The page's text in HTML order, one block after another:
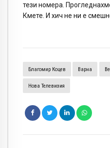
тези номера.
Кмете. И хич не ни е
Благомир Коцев Варна
Нова Телевизия